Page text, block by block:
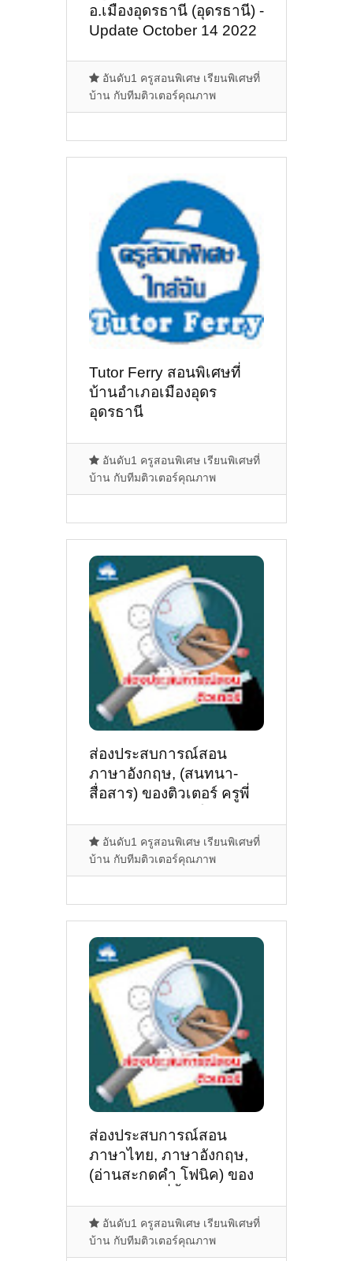
อ.เมืองอุดรธานี (อุดรธานี) -
Update October 14 2022
อันดับ1 ครูสอนพิเศษ เรียนพิเศษที่
บ้าน กับทีมติวเตอร์คุณภาพ
Tutor Ferry สอนพิเศษที่
บ้านอำเภอเมืองอุดร
อุดรธานี
อันดับ1 ครูสอนพิเศษ เรียนพิเศษที่
บ้าน กับทีมติวเตอร์คุณภาพ
ส่องประสบการณ์สอน
ภาษาอังกฤษ, (สนทนา-
สื่อสาร) ของติวเตอร์ ครูพี่
@บ้านโนนภู่ทอง ต.บ้านจั่น
อ.เมืองอุดรธานี
อันดับ1 ครูสอนพิเศษ เรียนพิเศษที่
บ้าน กับทีมติวเตอร์คุณภาพ
ส่องประสบการณ์สอน
ภาษาไทย, ภาษาอังกฤษ,
(อ่านสะกดคำ โฟนิค) ของ
พรรณ ภูมิสะอาด @หมู่ 11
ต. บ้านจั่น อ. เมือง จ.
อุดรธานี
อันดับ1 ครูสอนพิเศษ เรียนพิเศษที่
บ้าน กับทีมติวเตอร์คุณภาพ